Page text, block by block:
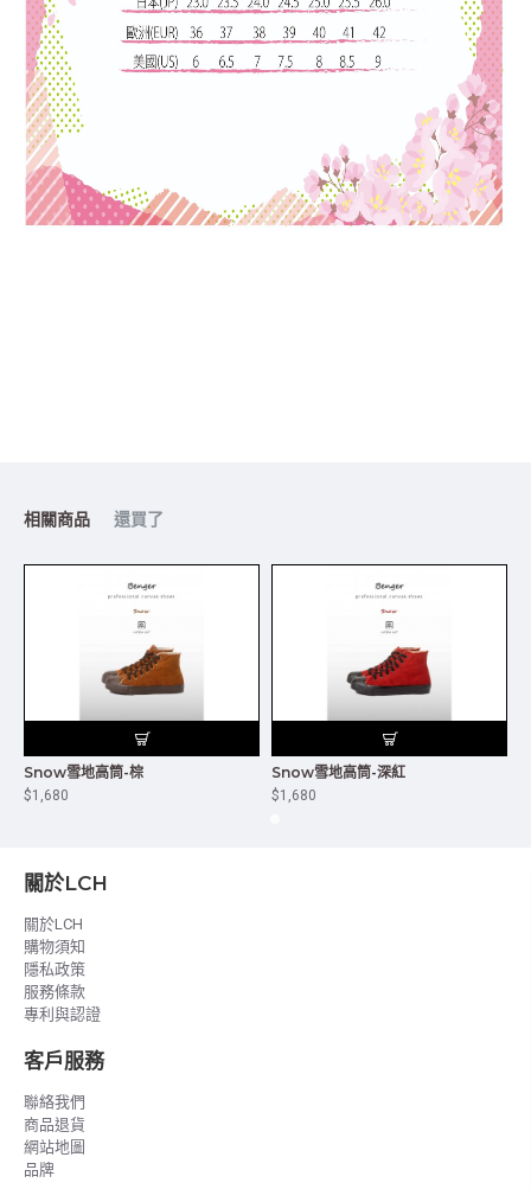
相關商品 還買了
Snow雪地高筒-棕
$1,680
Snow雪地高筒-深紅
$1,680
關於LCH
關於LCH
購物須知
隱私政策
服務條款
專利與認證
客戶服務
聯絡我們
商品退貨
網站地圖
品牌